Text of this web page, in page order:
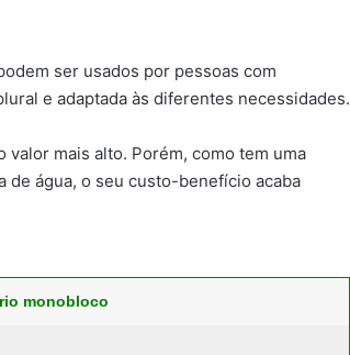
ser usados por pessoas com
e adaptada às diferentes necessidades.
mais alto. Porém, como tem uma
de água, o seu custo-benefício acaba
monobloco